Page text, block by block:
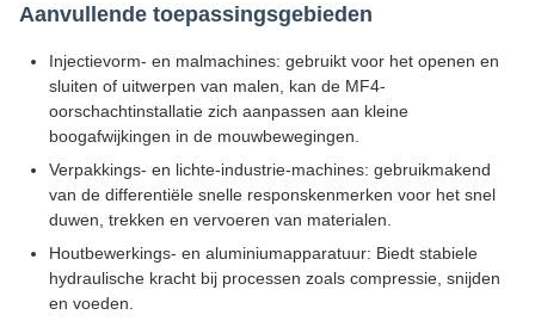
Aanvullende toepassingsgebieden
Injectievorm- en malmachines: gebruikt voor het openen en
sluiten of uitwerpen van malen, kan de MF4-
oorschachtinstallatie zich aanpassen aan kleine
boogafwijkingen in de mouwbewegingen.
Verpakkings- en lichte-industrie-machines: gebruikmakend
van de differentiële snelle responskenmerken voor het snel
duwen, trekken en vervoeren van materialen.
Houtbewerkings- en aluminiumapparatuur: Biedt stabiele
hydraulische kracht bij processen zoals compressie, snijden
en voeden.